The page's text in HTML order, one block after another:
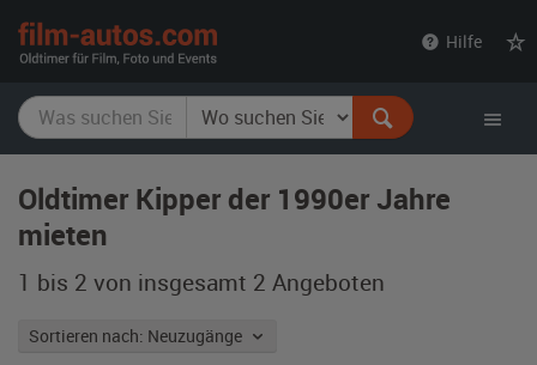
Hilfe
Oldtimer Kipper der 1990er Jahre
mieten
1 bis 2 von insgesamt 2 Angeboten
Sortieren nach: Neuzugänge